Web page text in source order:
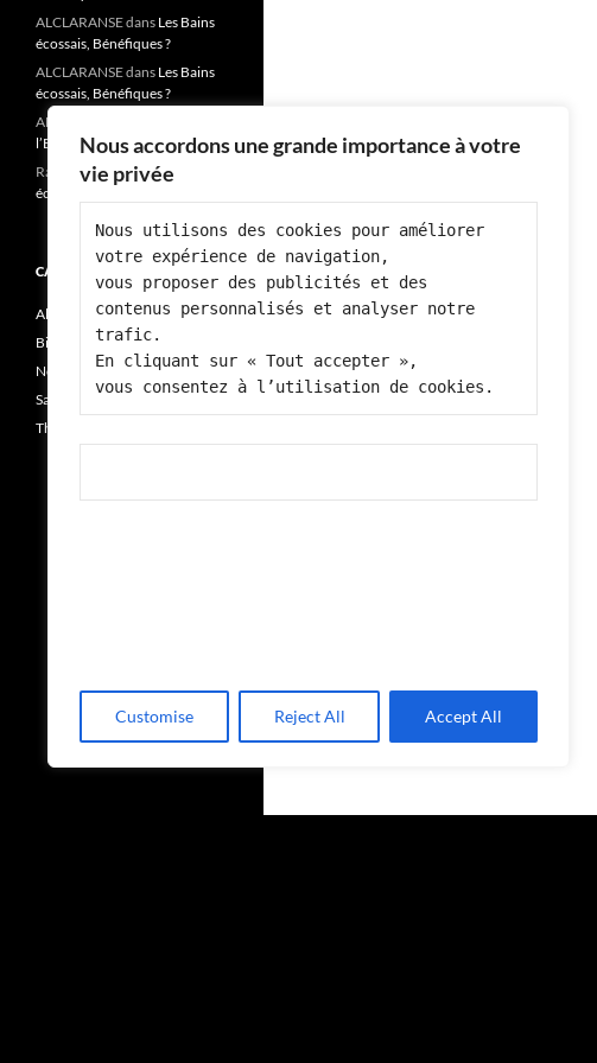
Nous accordons une grande importance à votre
vie privée
Nous utilisons des cookies pour améliorer
votre expérience de navigation,
vous proposer des publicités et des
contenus personnalisés et analyser notre
trafic.
En cliquant sur « Tout accepter »,
vous consentez à l’utilisation de cookies.
Customise Reject All Accept All
ALCLARANSEdans Les Bains
écossais, Bénéfiques ?
ALCLARANSEdans Les Bains
écossais, Bénéfiques ?
ALCLARANSE
l’Ennemi de notre santé? »
Rai josianedansLes Bains
écossais, Bénéfiques ?
CATÉGORIES
Alimentation
Bien-être
Non classé
Santé
Thérapie